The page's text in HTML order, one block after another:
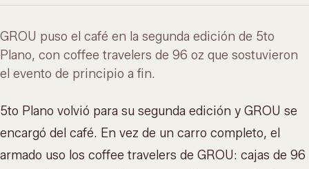
GROU puso el café en la segunda edición de 5to
Plano, con coffee travelers de 96 oz que sostuvieron
el evento de principio a fin.
5to Plano volvió para su segunda edición y GROU se
encargó del café. En vez de un carro completo, el
armado uso los coffee travelers de GROU: cajas de 96